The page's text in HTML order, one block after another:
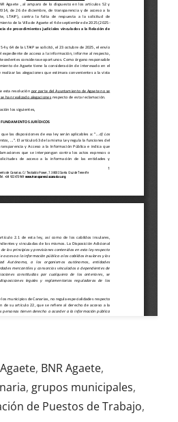
, BNR Agaete,
, grupos municipales,
de Puestos de Trabajo,